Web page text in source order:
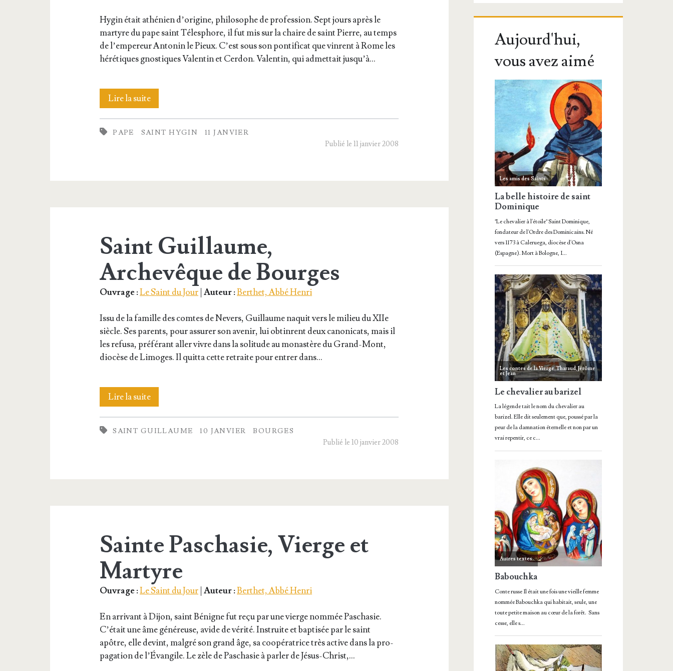
Hygin était athé­nien d’o­ri­gine, phi­lo­sophe de pro­fes­sion. Sept jours après le
mar­tyre du pape saint Téles­phore, il fut mis sur la chaire de saint Pierre, au temps
de l’empereur Anto­nin le Pieux. C’est sous son pon­ti­fi­cat que vinrent à Rome les
héré­tiques gnos­tiques Valen­tin et Cer­don. Valen­tin, qui admet­tait jus­qu’à…
Lire la suiteSaint
Hygin,
Pape
PAPE SAINT HYGIN
11 JANVIER
Publié le 11 janvier 2008
Saint Guillaume,
Archevêque de Bourges
Ouvrage :Le Saint du Jour |Auteur :Berthet, Abbé Henri
Issu de la famille des comtes de Nevers, Guillaume naquit vers le milieu du XIIe
siècle. Ses parents, pour assu­rer son ave­nir, lui obtinrent deux cano­ni­cats, mais il
les refu­sa, pré­fé­rant aller vivre dans la soli­tude au monas­tère du Grand-Mont,
dio­cèse de Limoges. Il quit­ta cette retraite pour entrer dans…
Lire la suiteSaint
Guillaume,
Arche­
SAINT GUILLAUME 10 JANVIER
BOURGES
Publié le 10 janvier 2008
Sainte Paschasie, Vierge et
Martyre
Ouvrage :Le Saint du Jour |Auteur :Berthet, Abbé Henri
En arri­vant à Dijon, saint Bénigne fut reçu par une vierge nom­mée Pascha­sie.
C’é­tait une âme géné­reuse, avide de véri­té. Ins­truite et bap­ti­sée par le saint
apôtre, elle devint, mal­gré son grand âge, sa coopé­ra­trice très active dans la pro­
pa­ga­tion de l’É­van­gile. Le zèle de Pascha­sie à par­ler de Jésus-Christ,…
Aujourd'hui,
vous avez aimé